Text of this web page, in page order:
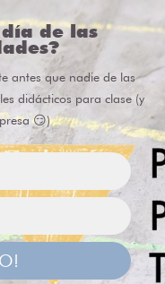
de las
antes que nadie de las
didácticos para clase (y
😏)